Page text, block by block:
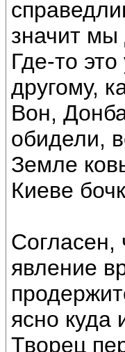
значит
Где-то
другому,
Вон,
обидели,
Земле
Киеве
Согласен,
явление
ясно куда
Творец